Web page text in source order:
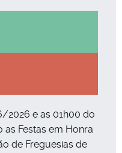
2026 e as 01h00 do
Festas em Honra
de Freguesias de